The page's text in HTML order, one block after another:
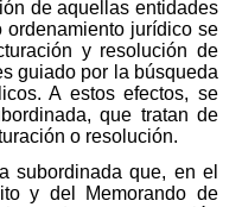
de aquellas entidades
jurídico se
y resolución de
guiado por la búsqueda
A estos efectos, se
que tratan de
o resolución.
subordinada que, en el
y del Memorando de